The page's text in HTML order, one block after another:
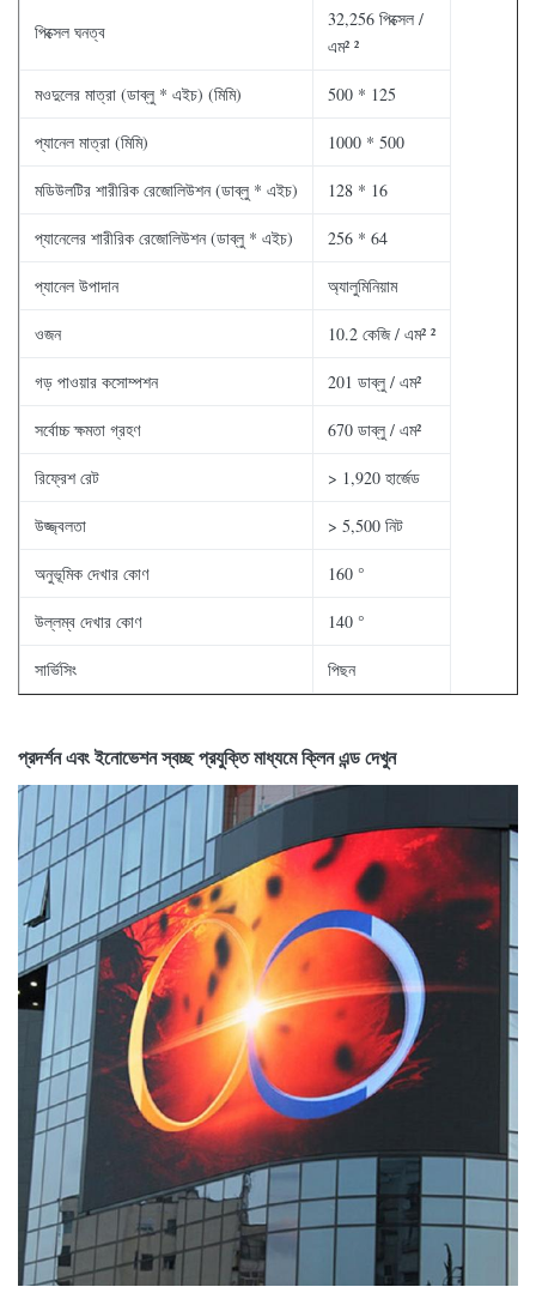
পিক্সেল ঘনত্ব
32,256 পিক্সেল /
এম² ²
মওদুলের মাত্রা (ডাব্লু * এইচ) (মিমি) 500 * 125
প্যানেল মাত্রা (মিমি) 1000 * 500
মডিউলটির শারীরিক রেজোলিউশন (ডাব্লু * এইচ) 128 * 16
প্যানেলের শারীরিক রেজোলিউশন (ডাব্লু * এইচ) 256 * 64
প্যানেল উপাদান অ্যালুমিনিয়াম
ওজন 10.2 কেজি / এম² ²
গড় পাওয়ার কসোম্পশন 201 ডাব্লু / এম²
সর্বোচ্চ ক্ষমতা গ্রহণ 670 ডাব্লু / এম²
রিফ্রেশ রেট > 1,920 হার্জেড
উজ্জ্বলতা > 5,500 নিট
অনুভূমিক দেখার কোণ 160 °
উল্লম্ব দেখার কোণ 140 °
সার্ভিসিং পিছন
প্রদর্শন এবং ইনোভেশন স্বচ্ছ প্রযুক্তি মাধ্যমে ক্লিন এন্ড দেখুন